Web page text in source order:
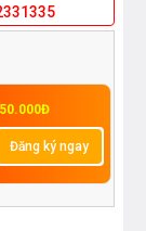
Đăng ký ngay